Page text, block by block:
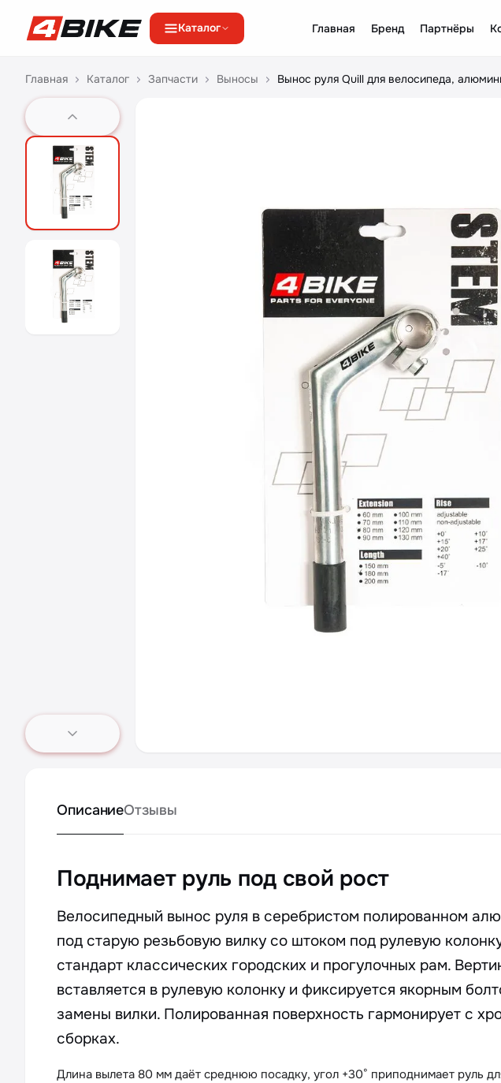
Каталог Главная Бренд Партнёры
Главная Каталог Запчасти Выносы Вынос руля Quill для велосипеда,
ОписаниеОтзывы
Поднимает руль под свой рост
Велосипедный вынос руля в серебристом полированном
под старую резьбовую вилку со штоком под рулевую
стандарт классических городских и прогулочных рам.
вставляется в рулевую колонку и фиксируется якорным
замены вилки. Полированная поверхность гармонирует с
сборках.
Длина вылета 80 мм даёт среднюю посадку, угол +30° приподнимает руль